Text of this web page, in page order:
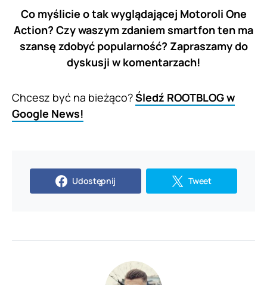
Co myślicie o tak wyglądającej Motoroli One
Action? Czy waszym zdaniem smartfon ten ma
szansę zdobyć popularność? Zapraszamy do
dyskusji w komentarzach!
Chcesz być na bieżąco?Śledź ROOTBLOG w
Google News!
Udostępnij Tweet